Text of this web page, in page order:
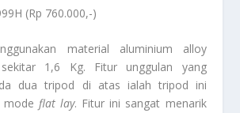
(Rp 760.000,-)
material aluminium alloy
1,6 Kg. Fitur unggulan yang
dua tripod di atas ialah tripod ini
flat lay. Fitur ini sangat menarik